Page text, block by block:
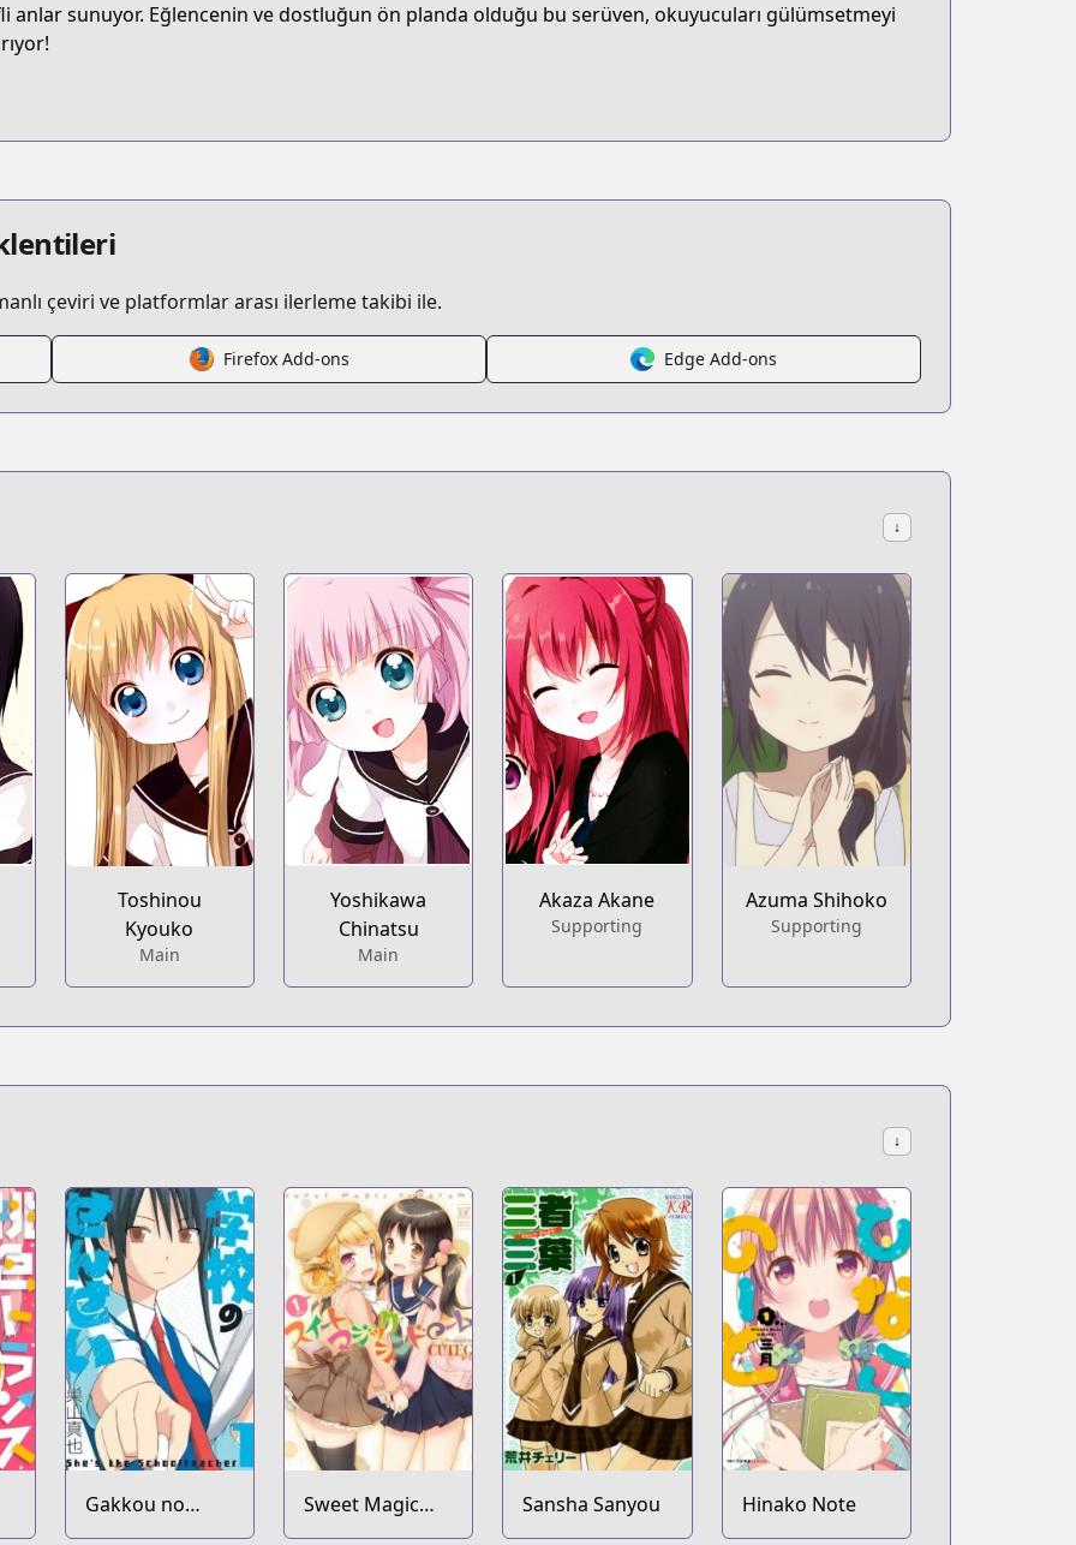
yuri
anlar sunuyor. Eğlencenin ve dostluğun ön planda olduğu bu serüven, okuyucuları gülümsetmeyi
çeviri ve platformlar arası ilerleme takibi ile.
Firefox Add-ons Edge Add-ons
↓
Toshinou
Kyouko
Main
Yoshikawa
Chinatsu
Main
Akaza Akane
Supporting
Azuma Shihoko
Supporting
↓
Gakkou no
Sensei
Sweet Magic
Syndrome
Sansha Sanyou Hinako Note